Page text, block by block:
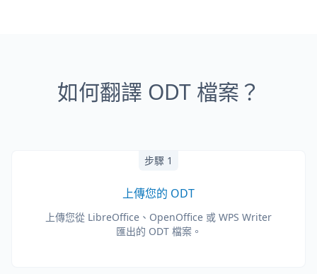
如何翻譯 ODT 檔案？
步驟 1
上傳您的 ODT
上傳您從 LibreOffice、OpenOffice 或 WPS Writer
匯出的 ODT 檔案。